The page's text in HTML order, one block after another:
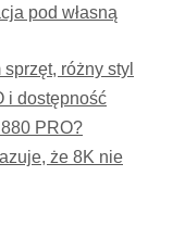
pod własną
sprzęt, różny styl
i dostępność
PRO?
że 8K nie